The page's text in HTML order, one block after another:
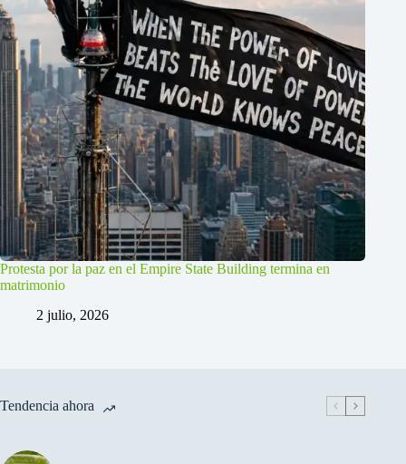
Protesta por la paz en el Empire State Building termina en
matrimonio
2 julio, 2026
Tendencia ahora